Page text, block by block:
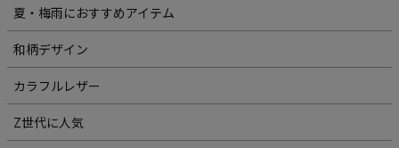
夏・梅雨におすすめアイテム
和柄デザイン
カラフルレザー
Z世代に人気